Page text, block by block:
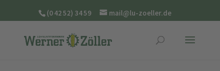
(0 42 52) 34 59 mail@lu-zoeller.de